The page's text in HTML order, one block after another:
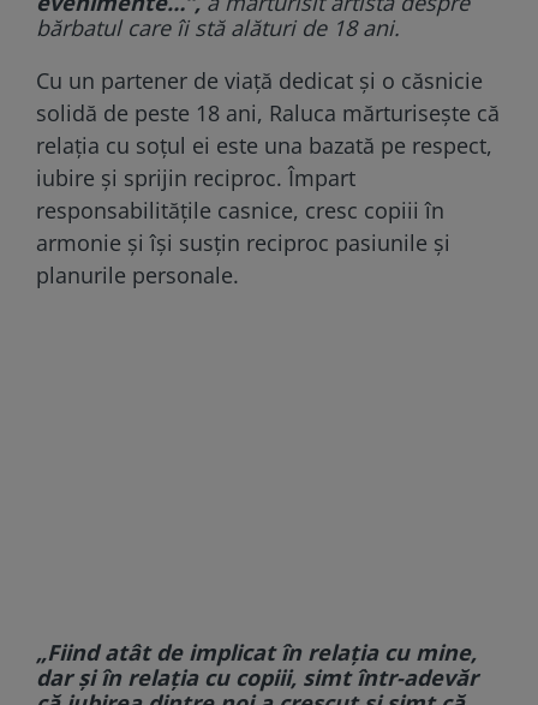
bărbatul care îi stă alături de 18 ani.
Cu un partener de viață dedicat și o căsnicie
solidă de peste 18 ani, Raluca mărturisește că
relația cu soțul ei este una bazată pe respect,
iubire și sprijin reciproc. Împart
responsabilitățile casnice, cresc copiii în
armonie și își susțin reciproc pasiunile și
planurile personale.
„Fiind atât de implicat în relația cu mine,
dar și în relația cu copiii, simt într-adevăr